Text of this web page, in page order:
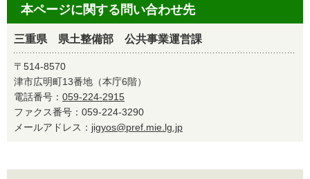
本ページに関する問い合わせ先
三重県 県土整備部 公共事業運営課
〒514-8570
津市広明町13番地（本庁6階）
電話番号： 059-224-2915
ファクス番号：059-224-3290
メールアドレス： jigyos@pref.mie.lg.jp